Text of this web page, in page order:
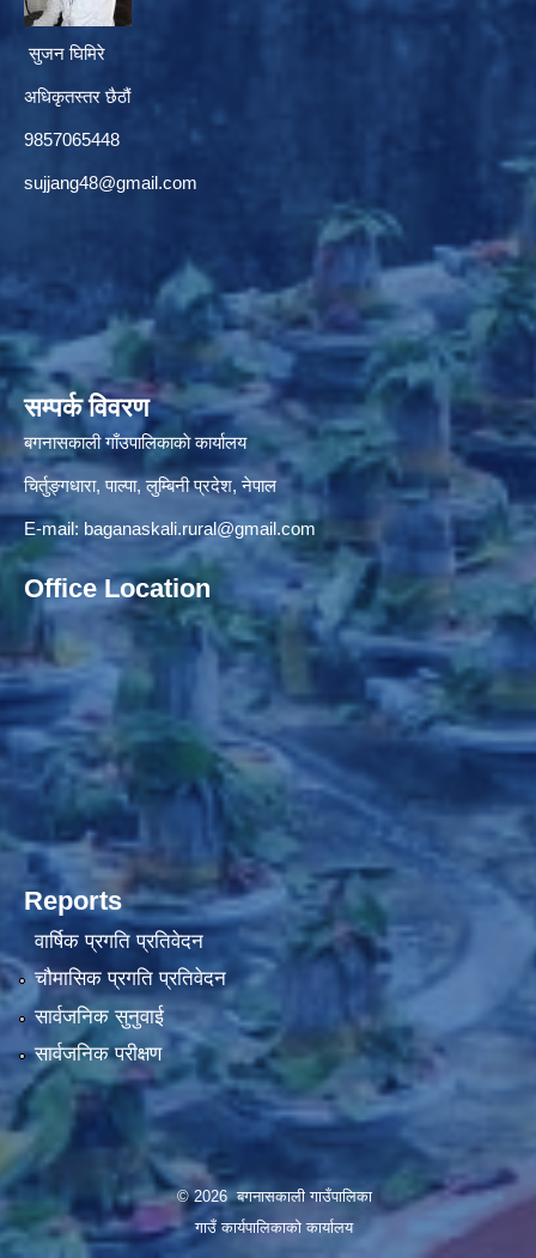
सुजन घिमिरे
अधिकृतस्तर छैठौं‌
9857065448
sujjang48@gmail.com
सम्पर्क विवरण
बगनासकाली गाँउपालिकाकाे कार्यालय
चिर्तुङ्गधारा, पाल्पा, लुम्बिनी प्रदेश, नेपाल
E-mail: baganaskali.rural@gmail.com
Office Location
Reports
वार्षिक प्रगति प्रतिवेदन
चौमासिक प्रगति प्रतिवेदन
सार्वजनिक सुनुवाई
सार्वजनिक परीक्षण
© 2026 बगनासकाली गाउँपालिका
गाउँ कार्यपालिकाको कार्यालय